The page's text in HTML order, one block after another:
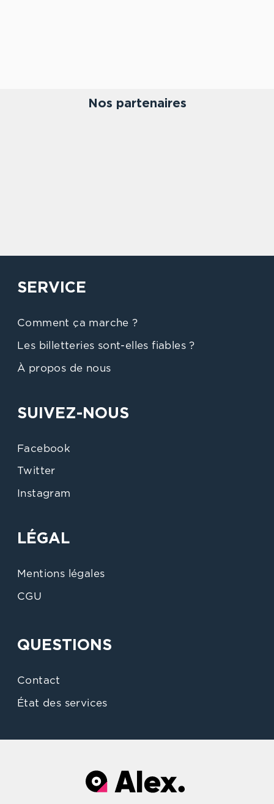
Nos partenaires
SERVICE
Comment ça marche ?
Les billetteries sont-elles fiables ?
À propos de nous
SUIVEZ-NOUS
Facebook
Twitter
Instagram
LÉGAL
Mentions légales
CGU
QUESTIONS
Contact
État des services